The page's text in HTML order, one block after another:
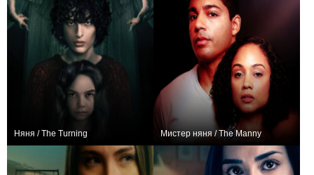
Няня / The Turning Мистер няня / The Manny